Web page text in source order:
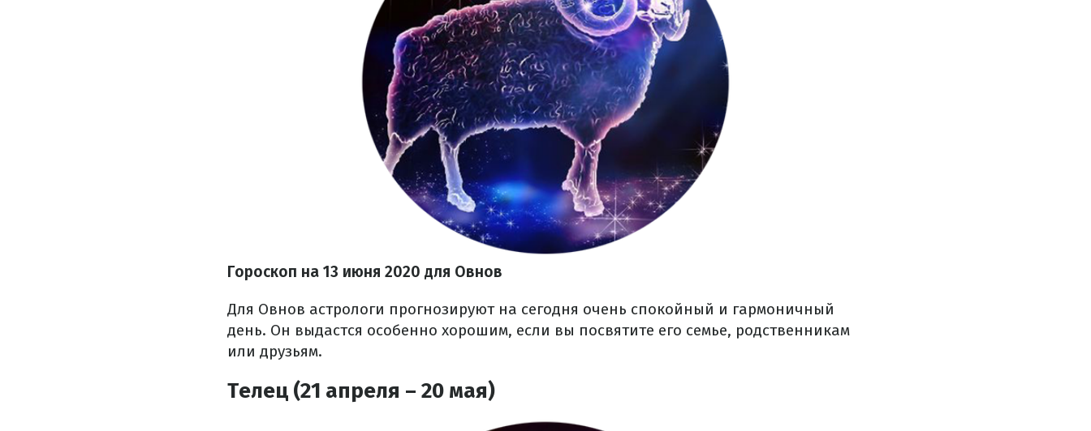
Гороскоп на 13 июня 2020 для Овнов
Для Овнов астрологи прогнозируют на сегодня очень спокойный и гармоничный
день. Он выдастся особенно хорошим, если вы посвятите его семье, родственникам
или друзьям.
Телец (21 апреля – 20 мая)